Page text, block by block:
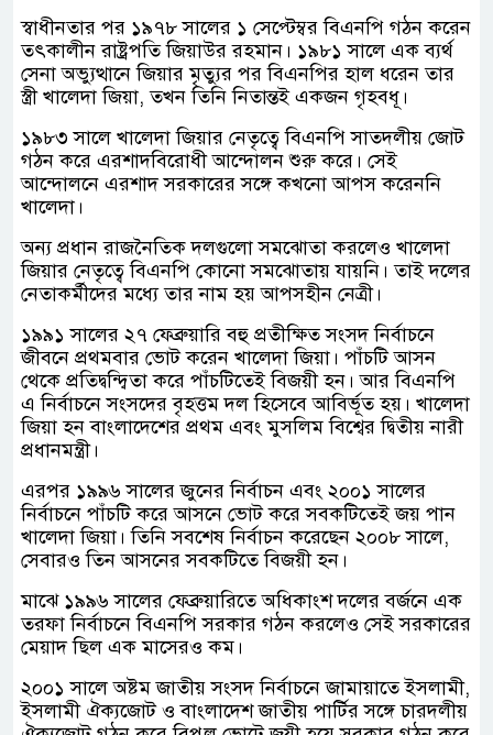
স্বাধীনতার পর ১৯৭৮ সালের ১ সেপ্টেম্বর বিএনপি গঠন করেন
তৎকালীন রাষ্ট্রপতি জিয়াউর রহমান। ১৯৮১ সালে এক ব্যর্থ
সেনা অভ্যুত্থানে জিয়ার মৃত্যুর পর বিএনপির হাল ধরেন তার
স্ত্রী খালেদা জিয়া, তখন তিনি নিতান্তই একজন গৃহবধূ।
১৯৮৩ সালে খালেদা জিয়ার নেতৃত্বে বিএনপি সাতদলীয় জোট
গঠন করে এরশাদবিরোধী আন্দোলন শুরু করে। সেই
আন্দোলনে এরশাদ সরকারের সঙ্গে কখনো আপস করেননি
খালেদা।
অন্য প্রধান রাজনৈতিক দলগুলো সমঝোতা করলেও খালেদা
জিয়ার নেতৃত্বে বিএনপি কোনো সমঝোতায় যায়নি। তাই দলের
নেতাকর্মীদের মধ্যে তার নাম হয় আপসহীন নেত্রী।
১৯৯১ সালের ২৭ ফেব্রুয়ারি বহু প্রতীক্ষিত সংসদ নির্বাচনে
জীবনে প্রথমবার ভোট করেন খালেদা জিয়া। পাঁচটি আসন
থেকে প্রতিদ্বন্দ্বিতা করে পাঁচটিতেই বিজয়ী হন। আর বিএনপি
এ নির্বাচনে সংসদের বৃহত্তম দল হিসেবে আবির্ভূত হয়। খালেদা
জিয়া হন বাংলাদেশের প্রথম এবং মুসলিম বিশ্বের দ্বিতীয় নারী
প্রধানমন্ত্রী।
এরপর ১৯৯৬ সালের জুনের নির্বাচন এবং ২০০১ সালের
নির্বাচনে পাঁচটি করে আসনে ভোট করে সবকটিতেই জয় পান
খালেদা জিয়া। তিনি সবশেষ নির্বাচন করেছেন ২০০৮ সালে,
সেবারও তিন আসনের সবকটিতে বিজয়ী হন।
মাঝে ১৯৯৬ সালের ফেব্রুয়ারিতে অধিকাংশ দলের বর্জনে এক
তরফা নির্বাচনে বিএনপি সরকার গঠন করলেও সেই সরকারের
মেয়াদ ছিল এক মাসেরও কম।
২০০১ সালে অষ্টম জাতীয় সংসদ নির্বাচনে জামায়াতে ইসলামী,
ইসলামী ঐক্যজোট ও বাংলাদেশ জাতীয় পার্টির সঙ্গে চারদলীয়